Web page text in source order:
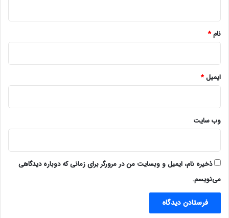
نام*
ایمیل*
وب‌ سایت
ذخیره نام، ایمیل و وبسایت من در مرورگر برای زمانی که دوباره دیدگاهی
می‌نویسم.